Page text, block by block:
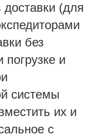
(для
без
погрузке и
системы
их и
с